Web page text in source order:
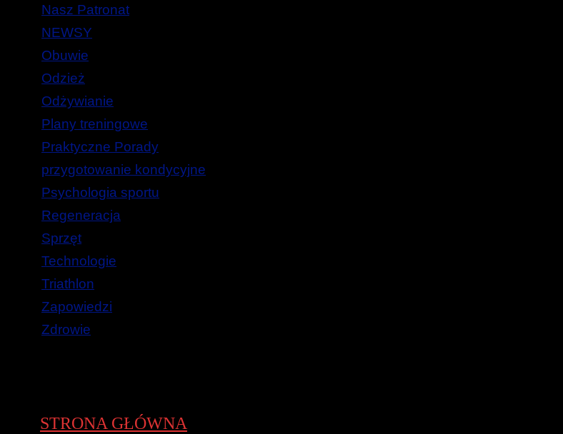
Nasz Patronat
NEWSY
Obuwie
Odzież
Odżywianie
Plany treningowe
Praktyczne Porady
przygotowanie kondycyjne
Psychologia sportu
Regeneracja
Sprzęt
Technologie
Triathlon
Zapowiedzi
Zdrowie
STRONA GŁÓWNA